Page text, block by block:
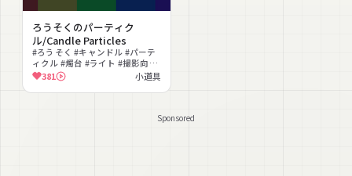
ろうそくのパーティク
ル/Candle Particles
#ろうそく #キャンドル #パーテ
ィクル #燭台 #ライト #撮影向け
#幻想的 #ワールドアセット #色
変更可能
381 小道具
Sponsored